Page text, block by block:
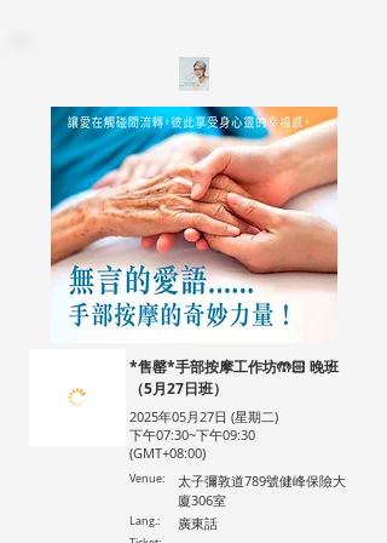
*售罄*手部按摩工作坊🤲🏻 晚班
（5月27日班）
2025年05月27日 (星期二)
下午07:30~下午09:30
(GMT+08:00)
Venue:
太子彌敦道789號健峰保險大
廈306室
Lang.: 廣東話